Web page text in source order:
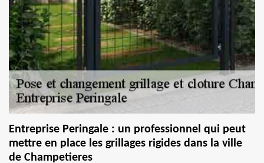
Entreprise Peringale : un professionnel qui peut
mettre en place les grillages rigides dans la ville
de Champetieres